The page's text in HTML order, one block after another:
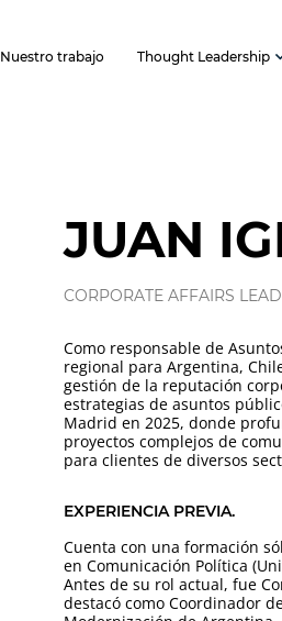
Nuestro trabajo Thought Leadership
JUAN
CORPORATE AFFAIRS
Como responsable de
regional para Argentina,
gestión de la reputación
estrategias de asuntos
Madrid en 2025, donde
proyectos complejos de
para clientes de diversos
EXPERIENCIA PREVIA.
Cuenta con una formación
en Comunicación Política
Antes de su rol actual, fue
destacó como Coordinador